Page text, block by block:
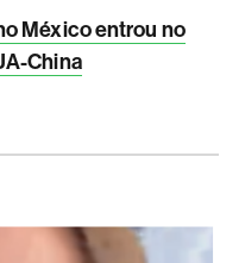
México entrou no
China